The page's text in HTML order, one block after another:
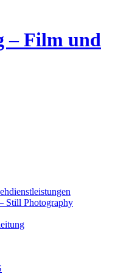
– Film und
Still Photography